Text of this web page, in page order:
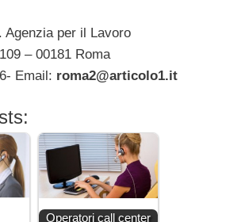
Agenzia per il Lavoro
– 00181 Roma
Email: roma2@articolo1.it
Operatori call center